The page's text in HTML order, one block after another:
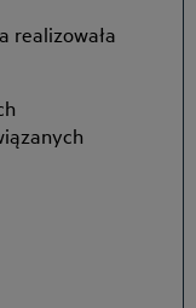
realizowała